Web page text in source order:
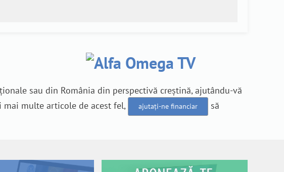
sau din România din perspectivă creștină, ajutându-vă
mai multe articole de acest fel,
ajutați-ne financiar
să